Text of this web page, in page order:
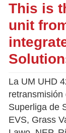
This is
unit
La UM UHD
Superliga de
EVS, Grass